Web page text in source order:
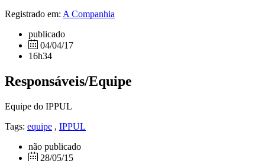
Registrado em: A Companhia
publicado
04/04/17
16h34
Responsáveis/Equipe
Equipe do IPPUL
Tags: equipe , IPPUL
não publicado
28/05/15